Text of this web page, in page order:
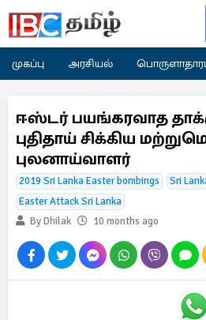
முகப்பு அரசியல்
ஈஸ்டர் பயங்கரவாத
புதிதாய் சிக்கிய
புலனாய்வாளர்
2019 Sri Lanka Easter bombings
Sri
Easter Attack Sri Lanka
By Dhilak
10 months ago